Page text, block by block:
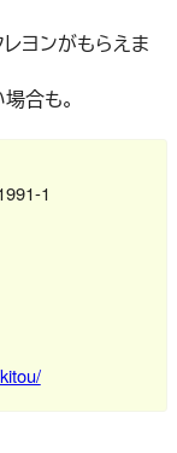
レヨンがもらえま
合も。
1